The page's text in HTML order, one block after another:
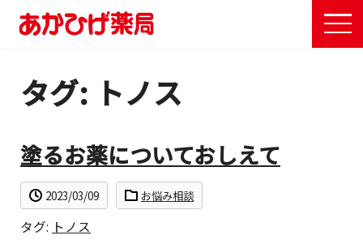
タグ: トノス
塗るお薬についておしえて
2023/03/09 お悩み相談
タグ: トノス